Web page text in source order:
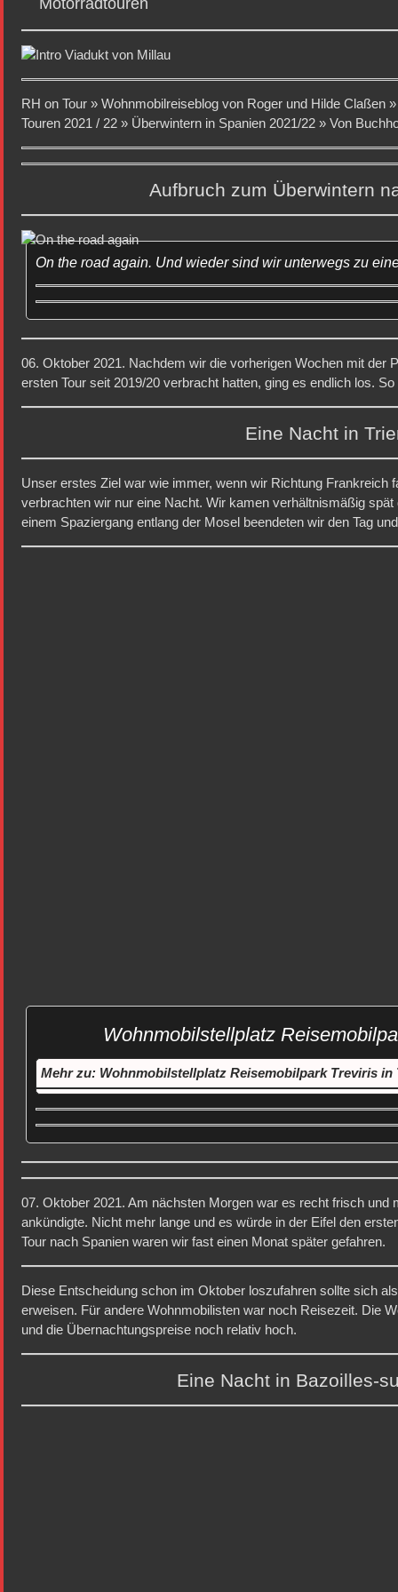
Motorradtouren
RH on Tour » Wohnmobilreiseblog von Roger und Hilde Claßen
Touren 2021 / 22 » Überwintern in Spanien 2021/22 » Von
Aufbruch zum Überwintern
On the road again. Und wieder sind wir unterwegs zu
06. Oktober 2021. Nachdem wir die vorherigen Wochen mit der
ersten Tour seit 2019/20 verbracht hatten, ging es endlich los.
Eine Nacht in
Unser erstes Ziel war wie immer, wenn wir Richtung Frankreich
verbrachten wir nur eine Nacht. Wir kamen verhältnismäßig
einem Spaziergang entlang der Mosel beendeten wir den Tag
Wohnmobilstellplatz
Mehr zu: Wohnmobilstellplatz Reisemobilpark Treviris in
07. Oktober 2021. Am nächsten Morgen war es recht frisch
ankündigte. Nicht mehr lange und es würde in der Eifel den
Tour nach Spanien waren wir fast einen Monat später gefahren.
Diese Entscheidung schon im Oktober loszufahren sollte sich
erweisen. Für andere Wohnmobilisten war noch Reisezeit. Die
und die Übernachtungspreise noch relativ hoch.
Eine Nacht in Bazoilles-